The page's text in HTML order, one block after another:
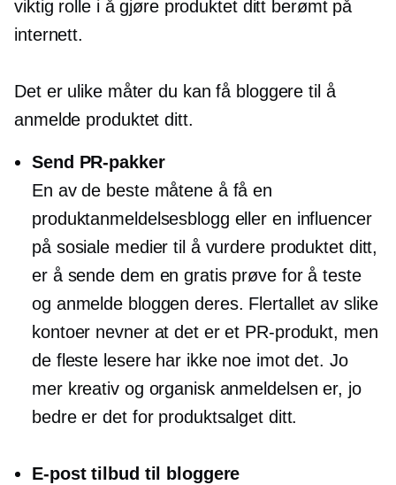
viktig rolle i å gjøre produktet ditt berømt på
internett.
Det er ulike måter du kan få bloggere til å
anmelde produktet ditt.
Send PR-pakker
En av de beste måtene å få en
produktanmeldelsesblogg eller en influencer
på sosiale medier til å vurdere produktet ditt,
er å sende dem en gratis prøve for å teste
og anmelde bloggen deres. Flertallet av slike
kontoer nevner at det er et PR-produkt, men
de fleste lesere har ikke noe imot det. Jo
mer kreativ og organisk anmeldelsen er, jo
bedre er det for produktsalget ditt.
E-post tilbud til bloggere